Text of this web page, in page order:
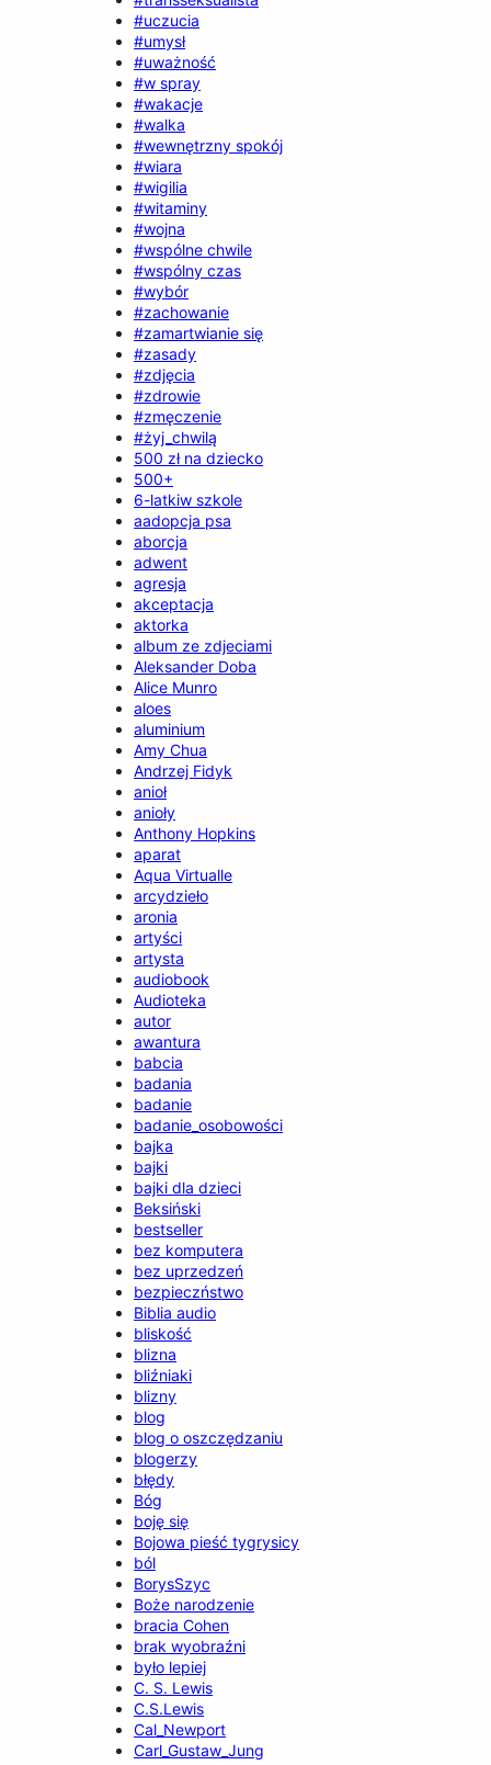
#uczucia
#umysł
#uważność
#w spray
#wakacje
#walka
#wewnętrzny spokój
#wiara
#wigilia
#witaminy
#wojna
#wspólne chwile
#wspólny czas
#wybór
#zachowanie
#zamartwianie się
#zasady
#zdjęcia
#zdrowie
#zmęczenie
#żyj_chwilą
500 zł na dziecko
500+
6-latkiw szkole
aadopcja psa
aborcja
adwent
agresja
akceptacja
aktorka
album ze zdjeciami
Aleksander Doba
Alice Munro
aloes
aluminium
Amy Chua
Andrzej Fidyk
anioł
anioły
Anthony Hopkins
aparat
Aqua Virtualle
arcydzieło
aronia
artyści
artysta
audiobook
Audioteka
autor
awantura
babcia
badania
badanie
badanie_osobowości
bajka
bajki
bajki dla dzieci
Beksiński
bestseller
bez komputera
bez uprzedzeń
bezpieczństwo
Biblia audio
bliskość
blizna
bliźniaki
blizny
blog
blog o oszczędzaniu
blogerzy
błędy
Bóg
boję się
Bojowa pieść tygrysicy
ból
BorysSzyc
Boże narodzenie
bracia Cohen
brak wyobraźni
było lepiej
C. S. Lewis
C.S.Lewis
Cal_Newport
Carl_Gustaw_Jung